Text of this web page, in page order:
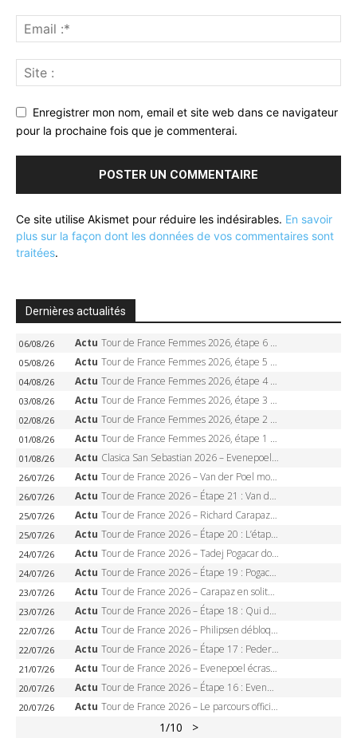
Enregistrer mon nom, email et site web dans ce navigateur
pour la prochaine fois que je commenterai.
Ce site utilise Akismet pour réduire les indésirables. En savoir
plus sur la façon dont les données de vos commentaires sont
traitées.
Dernières actualités
06/08/26 Actu Tour de France Femmes 2026, étape 6 – Kim Le Court-Pienaar gagne à Tournon, Reusser en jaune
05/08/26 Actu Tour de France Femmes 2026, étape 5 – Demi Vollering gagne à Belleville, Reusser en jaune, Ferrand-Prévot coule
04/08/26 Actu Tour de France Femmes 2026, étape 4 – Marlen Reusser écrase le chrono, Ferrand-Prévot en crise
03/08/26 Actu Tour de France Femmes 2026, étape 3 – Sigrid Haugset en solitaire, 88 km d’échappée, maillot jaune
02/08/26 Actu Tour de France Femmes 2026, étape 2 – Lorena Wiebes doublé à Genève, Markus héroïque, 7e record
01/08/26 Actu Tour de France Femmes 2026, étape 1 – Lorena Wiebes intouchable à Lausanne, premier maillot jaune
01/08/26 Actu Clasica San Sebastian 2026 – Evenepoel recordman, 4e victoire, Carapaz battu au sprint
26/07/26 Actu Tour de France 2026 – Van der Poel monumental à Paris, Pogacar égale le record des cinq sacres
26/07/26 Actu Tour de France 2026 – Étape 21 : Van der Poel, Pogacar, qui succédera à Wout van Aert sur les Champs-Elysées ?
25/07/26 Actu Tour de France 2026 – Richard Carapaz roi des Alpes, doublé et maillot à pois, Seixas perd le podium
25/07/26 Actu Tour de France 2026 – Étape 20 : L’étape reine, Galibier, Sarenne, Alpe d’Huez, qui succédera à Pogacar ?
24/07/26 Actu Tour de France 2026 – Tadej Pogacar dompte l’Alpe d’Huez, 5e victoire, record de Pantani pulvérisé
24/07/26 Actu Tour de France 2026 – Étape 19 : Pogacar peut-il enfin dompter l’Alpe d’Huez ?
23/07/26 Actu Tour de France 2026 – Carapaz en solitaire à Orcières-Merlette, Paret-Peintre à un point du maillot à pois
23/07/26 Actu Tour de France 2026 – Étape 18 : Qui domptera Orcières-Merlette, première marche vers l’Alpe d’Huez ?
22/07/26 Actu Tour de France 2026 – Philipsen débloque son compteur à Voiron, Pedersen en danger pour le maillot vert
22/07/26 Actu Tour de France 2026 – Étape 17 : Pedersen peut-il verrouiller le maillot vert à Voiron ?
21/07/26 Actu Tour de France 2026 – Evenepoel écrase le chrono d’Évian, Seixas 4e, Lipowitz abandonne
20/07/26 Actu Tour de France 2026 – Étape 16 : Evenepoel, Pogacar, Ganna… qui domptera le chrono d’Évian pour redessiner le podium ?
20/07/26 Actu Tour de France 2026 – Le parcours officiel complet : 21 étapes, profils, carte et dates
1/10 >